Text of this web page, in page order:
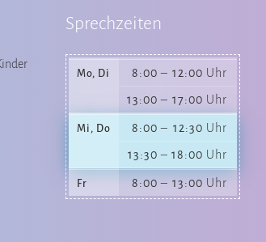
Sprechzeiten
Mo, Di 8:00 – 12:00 Uhr
13:00 – 17:00 Uhr
Mi, Do 8:00 – 12:30 Uhr
13:30 – 18:00 Uhr
Fr 8:00 – 13:00 Uhr